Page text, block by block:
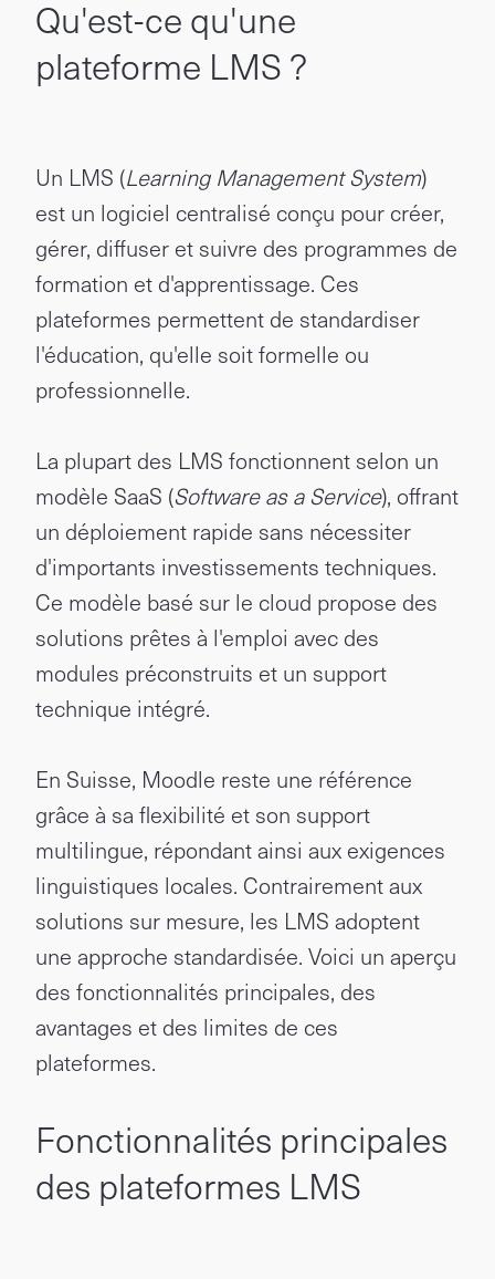
Qu'est-ce qu'une
plateforme LMS ?
Un LMS (Learning Management System)
est un logiciel centralisé conçu pour créer,
gérer, diffuser et suivre des programmes de
formation et d'apprentissage. Ces
plateformes permettent de standardiser
l'éducation, qu'elle soit formelle ou
professionnelle.
La plupart des LMS fonctionnent selon un
modèle SaaS (Software as a Service), offrant
un déploiement rapide sans nécessiter
d'importants investissements techniques.
Ce modèle basé sur le cloud propose des
solutions prêtes à l'emploi avec des
modules préconstruits et un support
technique intégré.
En Suisse, Moodle reste une référence
grâce à sa flexibilité et son support
multilingue, répondant ainsi aux exigences
linguistiques locales. Contrairement aux
solutions sur mesure, les LMS adoptent
une approche standardisée. Voici un aperçu
des fonctionnalités principales, des
avantages et des limites de ces
plateformes.
Fonctionnalités principales
des plateformes LMS